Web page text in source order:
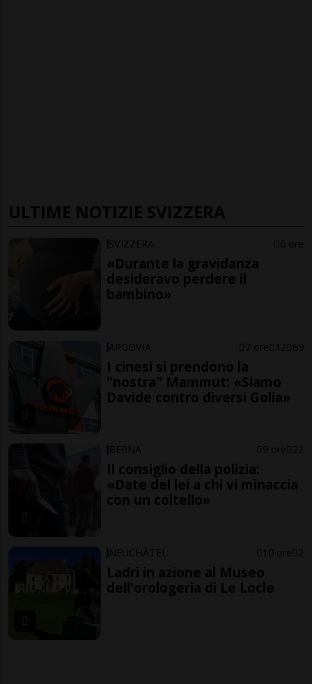
ULTIME NOTIZIE SVIZZERA
SVIZZERA 6 ore
«Durante la gravidanza
desideravo perdere il
bambino»
ARGOVIA 7 ore 12 69
I cinesi si prendono la
"nostra" Mammut: «Siamo
Davide contro diversi Golia»
BERNA 9 ore 22
Il consiglio della polizia:
«Date del lei a chi vi minaccia
con un coltello»
NEUCHÂTEL 10 ore 2
Ladri in azione al Museo
dell'orologeria di Le Locle